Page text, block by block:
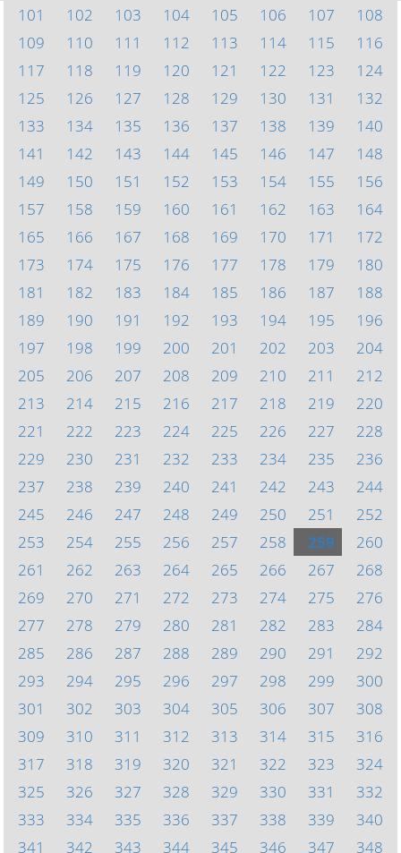
101
102 103 104 105 106 107
108
109
110 111 112 113 114 115
116
117
118 119 120 121 122 123
124
125
126 127 128 129 130 131
132
133
134 135 136 137 138 139
140
141
142 143 144 145 146 147
148
149
150 151 152 153 154 155
156
157
158 159 160 161 162 163
164
165
166 167 168 169 170 171
172
173
174 175 176 177 178 179
180
181
182 183 184 185 186 187
188
189
190 191 192 193 194 195
196
197
198 199 200 201 202 203
204
205
206 207 208 209 210 211
212
213
214 215 216 217 218 219
220
221
222 223 224 225 226 227
228
229
230 231 232 233 234 235
236
237
238 239 240 241 242 243
244
245
246 247 248 249 250 251
252
253
254 255 256 257 258 259
260
261
262 263 264 265 266 267
268
269
270 271 272 273 274 275
276
277
278 279 280 281 282 283
284
285
286 287 288 289 290 291
292
293
294 295 296 297 298 299
300
301
302 303 304 305 306 307
308
309
310 311 312 313 314 315
316
317
318 319 320 321 322 323
324
325
326 327 328 329 330 331
332
333
334 335 336 337 338 339
340
341
342 343 344 345 346 347 348